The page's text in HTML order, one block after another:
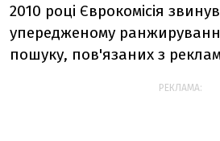
2010 році Єврокомісія
упередженому ранжируванні
пошуку, пов'язаних з
РЕКЛАМА: